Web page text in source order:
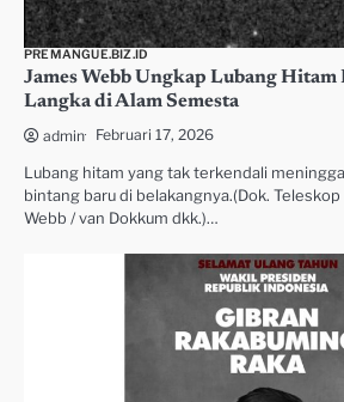
PREMANGUE.BIZ.ID
James Webb Ungkap Lubang Hitam
Langka di Alam Semesta
admin Februari 17, 2026
Lubang hitam yang tak terkendali
bintang baru di belakangnya.(Dok. Teleskop
Webb / van Dokkum dkk.)…